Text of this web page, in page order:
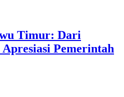
Timur: Dari
Pemerintah